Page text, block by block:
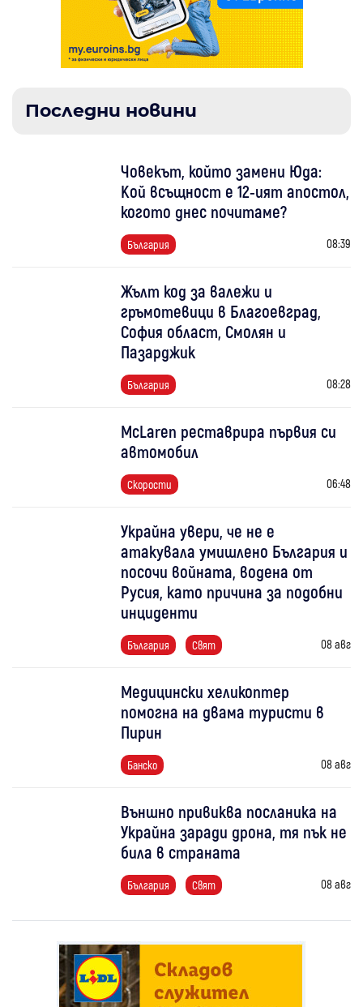
Последни новини
Човекът, който замени Юда:
Кой всъщност е 12-ият апостол,
когото днес почитаме?
България 08:39
Жълт код за валежи и
гръмотевици в Благоевград,
София област, Смолян и
Пазарджик
България 08:28
McLaren реставрира първия си
автомобил
Скорости 06:48
Украйна увери, че не е
атакувала умишлено България и
посочи войната, водена от
Русия, като причина за подобни
инциденти
България Свят 08 авг
Медицински хеликоптер
помогна на двама туристи в
Пирин
Банско 08 авг
Външно привиква посланика на
Украйна заради дрона, тя пък не
била в страната
България Свят 08 авг